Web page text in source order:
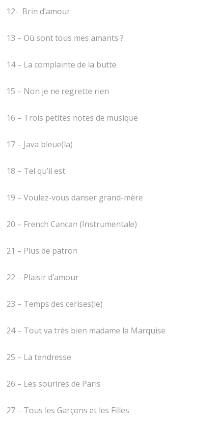
12- Brin d’amour
13 – Où sont tous mes amants ?
14 – La complainte de la butte
15 – Non je ne regrette rien
16 – Trois petites notes de musique
17 – Java bleue(la)
18 – Tel qu’il est
19 – Voulez-vous danser grand-mère
20 – French Cancan (Instrumentale)
21 – Plus de patron
22 – Plaisir d’amour
23 – Temps des cerises(le)
24 – Tout va très bien madame la Marquise
25 – La tendresse
26 – Les sourires de Paris
27 – Tous les Garçons et les Filles